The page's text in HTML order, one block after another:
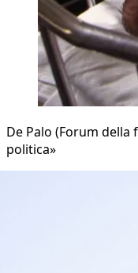
De Palo (Forum della
politica»